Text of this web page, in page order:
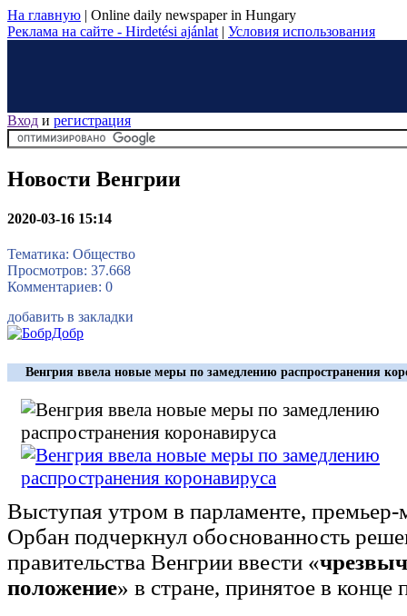
На главную | Online daily newspaper in Hungary
Реклама на сайте - Hirdetési ajánlat | Условия использования
Вход и регистрация
Новости Венгрии
2020-03-16 15:14
Тематика: Общество
Просмотров: 37.668
Комментариев: 0
добавить в закладки
Венгрия ввела новые меры по замедлению распространения
Выступая утром в парламенте,
Орбан подчеркнул обоснованность
правительства Венгрии ввести «
положение» в стране, принятое в